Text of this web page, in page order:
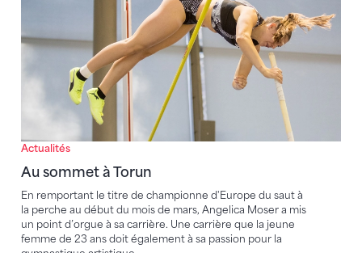
Actualités
Au sommet à Torun
En remportant le titre de championne d'Europe du saut à
la perche au début du mois de mars, Angelica Moser a mis
un point d’orgue à sa carrière. Une carrière que la jeune
femme de 23 ans doit également à sa passion pour la